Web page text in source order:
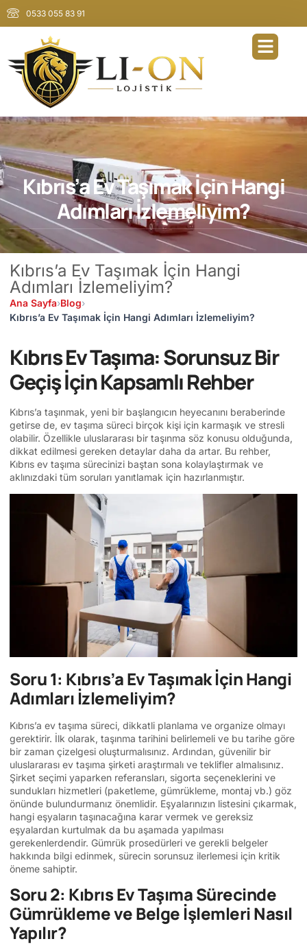
0533 055 83 91
Kıbrıs’a Ev Taşımak İçin Hangi
Adımları İzlemeliyim?
Kıbrıs’a Ev Taşımak İçin Hangi
Adımları İzlemeliyim?
Ana Sayfa›Blog›
Kıbrıs’a Ev Taşımak İçin Hangi Adımları İzlemeliyim?
Kıbrıs Ev Taşıma: Sorunsuz Bir
Geçiş İçin Kapsamlı Rehber
Kıbrıs’a taşınmak, yeni bir başlangıcın heyecanını beraberinde
getirse de, ev taşıma süreci birçok kişi için karmaşık ve stresli
olabilir. Özellikle uluslararası bir taşınma söz konusu olduğunda,
dikkat edilmesi gereken detaylar daha da artar. Bu rehber,
Kıbrıs ev taşıma sürecinizi baştan sona kolaylaştırmak ve
aklınızdaki tüm soruları yanıtlamak için hazırlanmıştır.
Soru 1: Kıbrıs’a Ev Taşımak İçin Hangi
Adımları İzlemeliyim?
Kıbrıs’a ev taşıma süreci, dikkatli planlama ve organize olmayı
gerektirir. İlk olarak, taşınma tarihini belirlemeli ve bu tarihe göre
bir zaman çizelgesi oluşturmalısınız. Ardından, güvenilir bir
uluslararası ev taşıma şirketi araştırmalı ve teklifler almalısınız.
Şirket seçimi yaparken referansları, sigorta seçeneklerini ve
sundukları hizmetleri (paketleme, gümrükleme, montaj vb.) göz
önünde bulundurmanız önemlidir. Eşyalarınızın listesini çıkarmak,
hangi eşyaların taşınacağına karar vermek ve gereksiz
eşyalardan kurtulmak da bu aşamada yapılması
gerekenlerdendir. Gümrük prosedürleri ve gerekli belgeler
hakkında bilgi edinmek, sürecin sorunsuz ilerlemesi için kritik
öneme sahiptir.
Soru 2: Kıbrıs Ev Taşıma Sürecinde
Gümrükleme ve Belge İşlemleri Nasıl
Yapılır?